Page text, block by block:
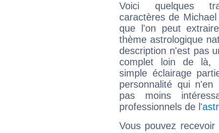
Voici quelques
caractères de Michael
que l'on peut
thème astrologique
description n'est pas
complet loin de là,
simple éclairage
personnalité qui n'en
pas moins
professionnels de l'
Vous pouvez